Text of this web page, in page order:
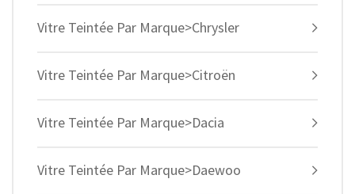
Vitre Teintée Par Marque>Chrysler
Vitre Teintée Par Marque>Citroën
Vitre Teintée Par Marque>Dacia
Vitre Teintée Par Marque>Daewoo